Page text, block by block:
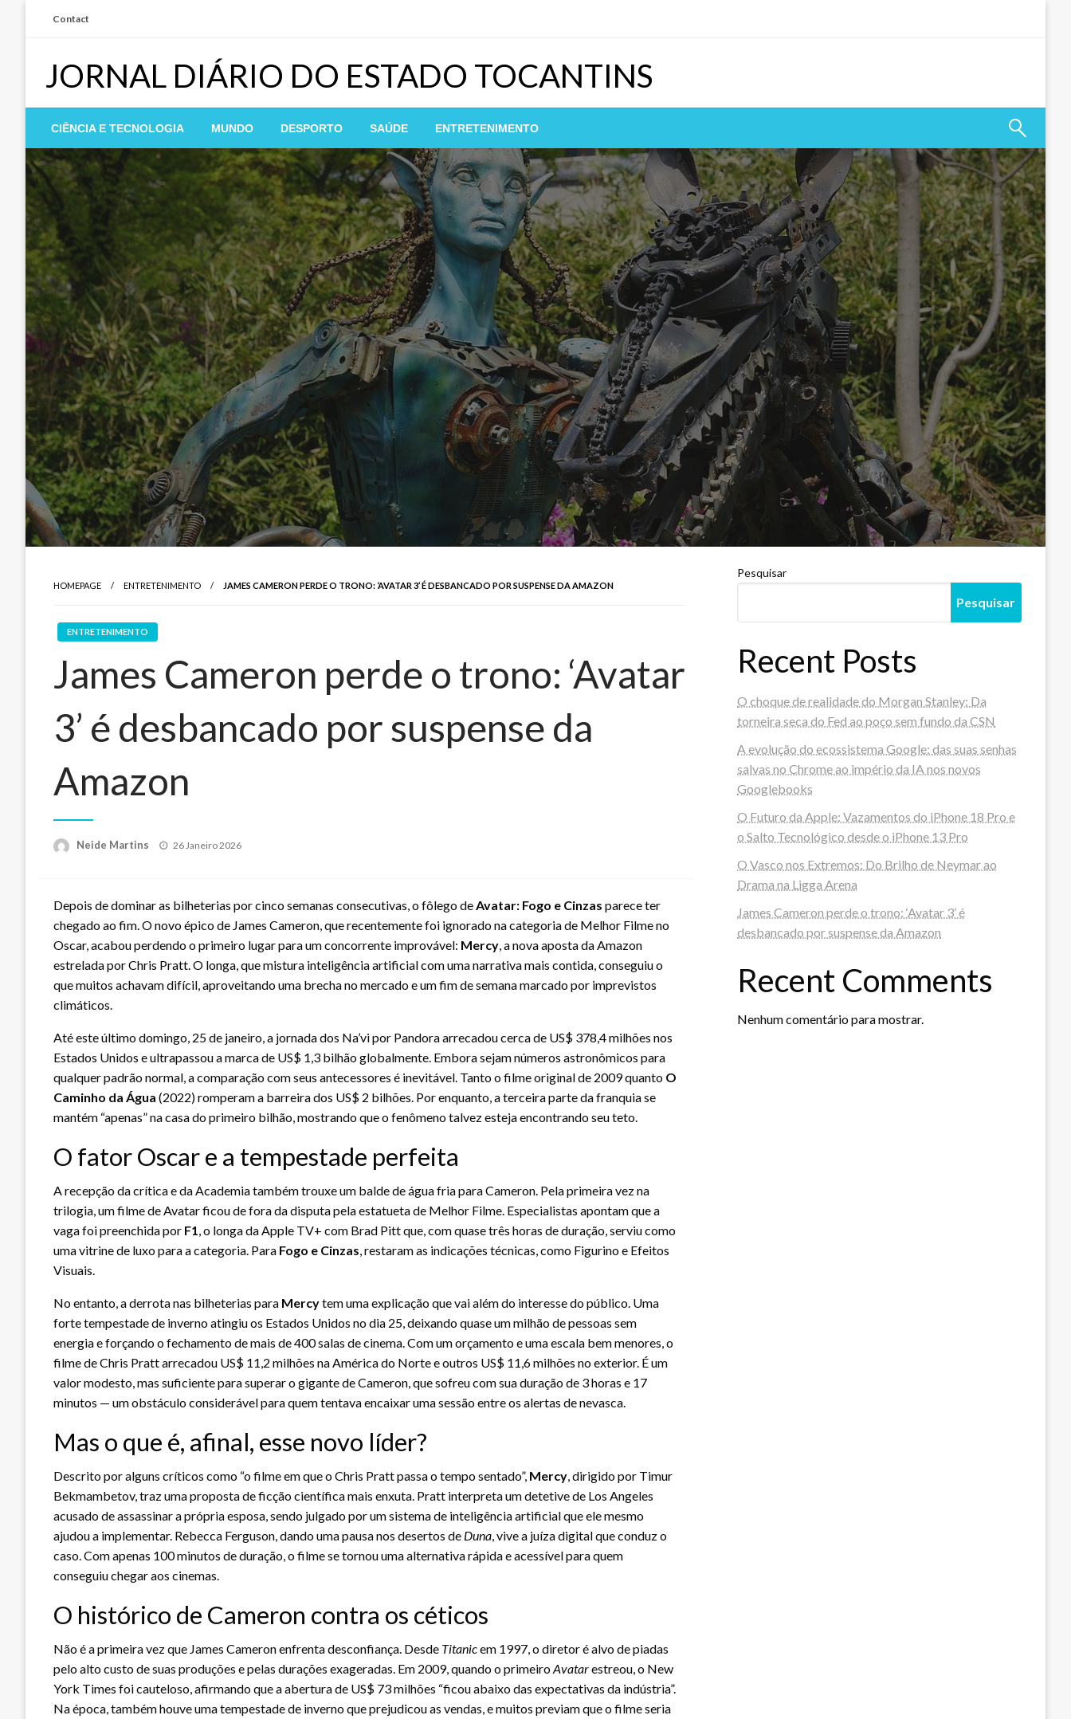
Contact
JORNAL DIÁRIO DO ESTADO TOCANTINS
CIÊNCIA E TECNOLOGIA MUNDO DESPORTO SAÚDE ENTRETENIMENTO
HOMEPAGE ENTRETENIMENTO JAMES CAMERON PERDE O TRONO: ‘AVATAR 3’ É DESBANCADO POR SUSPENSE DA AMAZON
ENTRETENIMENTO
James Cameron perde o trono: ‘Avatar
3’ é desbancado por suspense da
Amazon
Neide Martins
Posted
26 Janeiro 2026
Depois de dominar as bilheterias por cinco semanas consecutivas, o fôlego deAvatar: Fogo e Cinzas parece ter
chegado ao fim. O novo épico de James Cameron, que recentemente foi ignorado na categoria de Melhor Filme no
Oscar, acabou perdendo o primeiro lugar para um concorrente improvável: Mercy, a nova aposta da Amazon
estrelada por Chris Pratt. O longa, que mistura inteligência artificial com uma narrativa mais contida, conseguiu o
que muitos achavam difícil, aproveitando uma brecha no mercado e um fim de semana marcado por imprevistos
climáticos.
Até este último domingo, 25 de janeiro, a jornada dos Na’vi por Pandora arrecadou cerca de US$ 378,4 milhões nos
Estados Unidos e ultrapassou a marca de US$ 1,3 bilhão globalmente. Embora sejam números astronômicos para
qualquer padrão normal, a comparação com seus antecessores é inevitável. Tanto o filme original de 2009 quanto O
Caminho da Água (2022) romperam a barreira dos US$ 2 bilhões. Por enquanto, a terceira parte da franquia se
mantém “apenas” na casa do primeiro bilhão, mostrando que o fenômeno talvez esteja encontrando seu teto.
O fator Oscar e a tempestade perfeita
A recepção da crítica e da Academia também trouxe um balde de água fria para Cameron. Pela primeira vez na
trilogia, um filme de Avatar ficou de fora da disputa pela estatueta de Melhor Filme. Especialistas apontam que a
vaga foi preenchida por F1, o longa da Apple TV+ com Brad Pitt que, com quase três horas de duração, serviu como
uma vitrine de luxo para a categoria. Para Fogo e Cinzas, restaram as indicações técnicas, como Figurino e Efeitos
Visuais.
No entanto, a derrota nas bilheterias para Mercytem uma explicação que vai além do interesse do público. Uma
forte tempestade de inverno atingiu os Estados Unidos no dia 25, deixando quase um milhão de pessoas sem
energia e forçando o fechamento de mais de 400 salas de cinema. Com um orçamento e uma escala bem menores, o
filme de Chris Pratt arrecadou US$ 11,2 milhões na América do Norte e outros US$ 11,6 milhões no exterior. É um
valor modesto, mas suficiente para superar o gigante de Cameron, que sofreu com sua duração de 3 horas e 17
minutos — um obstáculo considerável para quem tentava encaixar uma sessão entre os alertas de nevasca.
Mas o que é, afinal, esse novo líder?
Descrito por alguns críticos como “o filme em que o Chris Pratt passa o tempo sentado”, Mercy, dirigido por Timur
Bekmambetov, traz uma proposta de ficção científica mais enxuta. Pratt interpreta um detetive de Los Angeles
acusado de assassinar a própria esposa, sendo julgado por um sistema de inteligência artificial que ele mesmo
ajudou a implementar. Rebecca Ferguson, dando uma pausa nos desertos de Duna, vive a juíza digital que conduz o
caso. Com apenas 100 minutos de duração, o filme se tornou uma alternativa rápida e acessível para quem
conseguiu chegar aos cinemas.
O histórico de Cameron contra os céticos
Não é a primeira vez que James Cameron enfrenta desconfiança. Desde Titanicem 1997, o diretor é alvo de piadas
pelo alto custo de suas produções e pelas durações exageradas. Em 2009, quando o primeiroAvatarestreou, o New
York Times foi cauteloso, afirmando que a abertura de US$ 73 milhões “ficou abaixo das expectativas da indústria”.
Na época, também houve uma tempestade de inverno que prejudicou as vendas, e muitos previam que o filme seria
Pesquisar
Pesquisar
Recent Posts
O choque de realidade do Morgan Stanley: Da
torneira seca do Fed ao poço sem fundo da CSN
A evolução do ecossistema Google: das suas senhas
salvas no Chrome ao império da IA nos novos
Googlebooks
O Futuro da Apple: Vazamentos do iPhone 18 Pro e
o Salto Tecnológico desde o iPhone 13 Pro
O Vasco nos Extremos: Do Brilho de Neymar ao
Drama na Ligga Arena
James Cameron perde o trono: ‘Avatar 3’ é
desbancado por suspense da Amazon
Recent Comments
Nenhum comentário para mostrar.